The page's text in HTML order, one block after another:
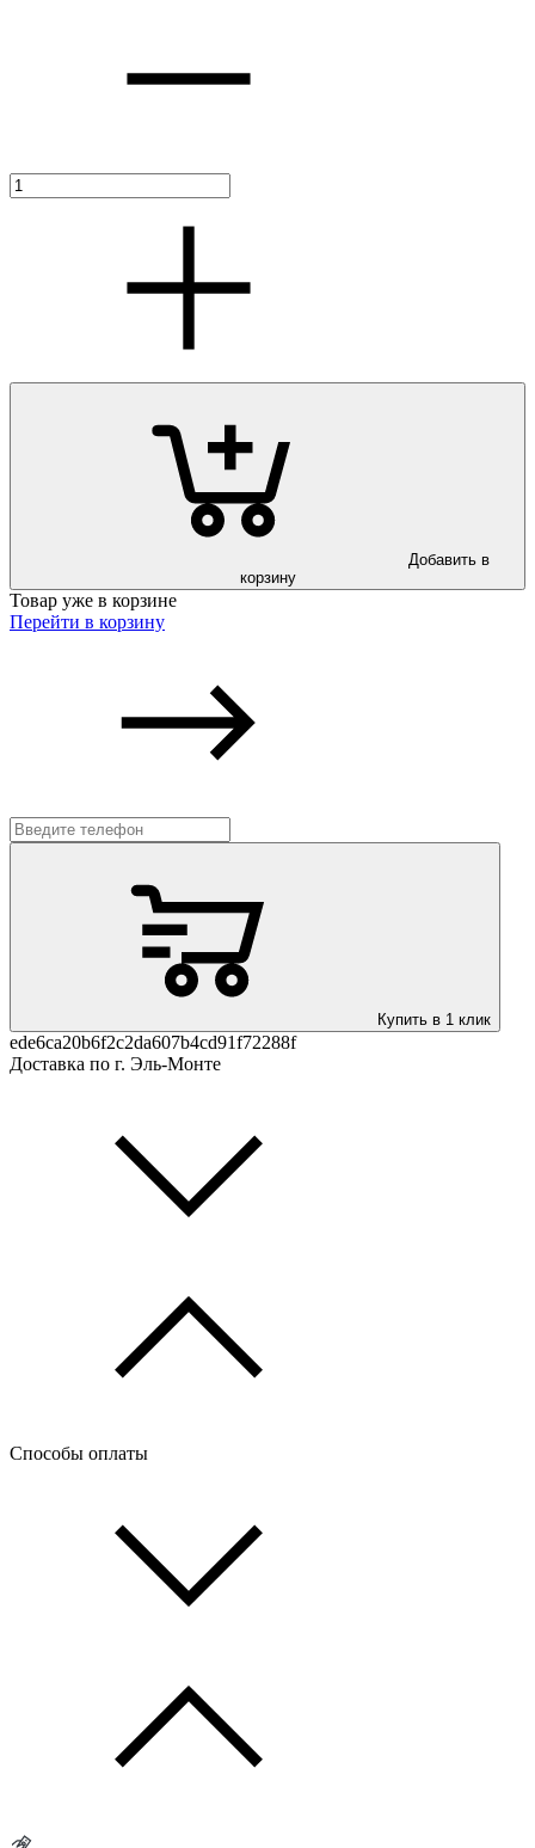
корзину
Товар уже в корзине
Перейти в корзину
Купить в 1 клик
ede6ca20b6f2c2da607b4cd91f72288f
Доставка по г. Эль-Монте
Способы оплаты